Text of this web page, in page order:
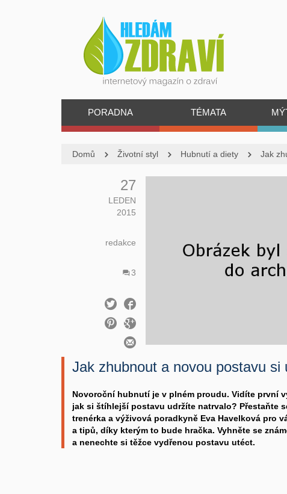
PORADNA TÉMATA
Domů Životní styl Hubnutí a diety Jak
27
LEDEN
2015
redakce
3
Jak zhubnout a novou postavu si
Novoroční hubnutí je v plném proudu. Vidíte první
jak si štíhlejší postavu udržíte natrvalo? Přestaňte
trenérka a výživová poradkyně Eva Havelková pro
a tipů, díky kterým to bude hračka. Vyhněte se
a nenechte si těžce vydřenou postavu utéct.